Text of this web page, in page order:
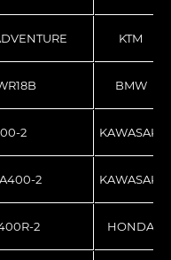
KTM
BMW
2 KAWASAKI
2 KAWASAKI
2 HONDA